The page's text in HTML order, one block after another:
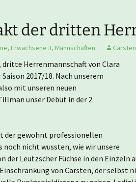
der dritten
, Erwachsene 3, Mannschaften
Herrenmannschaft von Clara
2017/18. Nach unserem
mit unseren neuen
unser Debüt in der 2.
der gewohnt professionellen
nicht wussten, wie wir unsere
der Leutzscher Füchse in den
von Carsten, der selbst